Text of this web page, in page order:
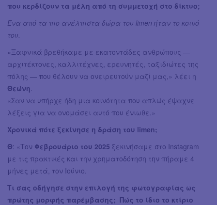
που κερδίζουν τα μέλη από τη συμμετοχή στο δίκτυο;
Ένα από τα πιο ανέλπιστα δώρα του limen ήταν το κοινό
του.
«Ξαφνικά βρεθήκαμε με εκατοντάδες ανθρώπους —
αρχιτέκτονες, καλλιτέχνες, ερευνητές, ταξιδιώτες της
πόλης — που θέλουν να ονειρευτούν μαζί μας,» λέει η
Θεώνη
«Σαν να υπήρχε ήδη μια κοινότητα που απλώς έψαχνε
λέξεις για να ονομάσει αυτό που ένιωθε.»
Χρονικά πότε ξεκίνησε η δράση του limen;
Θ: «Τον Φεβρουάριο του 2025 ξεκινήσαμε στο Instagram
με τις πρακτικές και την χρηματοδότηση την πήραμε 4
μήνες μετά, τον Ιούνιο.
Τι σας οδήγησε στην επιλογή της φωτογραφίας ως
πρώτης μορφής παρέμβασης; Πώς το ίδιο το κτίριο